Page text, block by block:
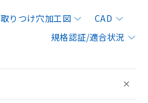
取りつけ穴加工図
CAD
規格認証/適合状況